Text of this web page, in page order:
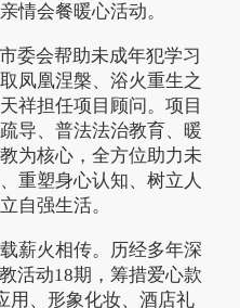
情会餐暖心活动。
委会帮助未成年犯学习
凤凰涅槃、浴火重生之
祥担任项目顾问。项目
导、普法法治教育、暖
为核心，全方位助力未
重塑身心认知、树立人
自强生活。
薪火相传。历经多年深
活动18期，筹措爱心款
用、形象化妆、酒店礼